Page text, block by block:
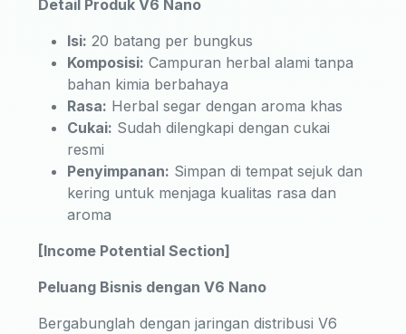
Detail Produk V6 Nano
Isi: 20 batang per bungkus
Komposisi: Campuran herbal alami tanpa
bahan kimia berbahaya
Rasa: Herbal segar dengan aroma khas
Cukai: Sudah dilengkapi dengan cukai
resmi
Penyimpanan: Simpan di tempat sejuk dan
kering untuk menjaga kualitas rasa dan
aroma
[Income Potential Section]
Peluang Bisnis dengan V6 Nano
Bergabunglah dengan jaringan distribusi V6